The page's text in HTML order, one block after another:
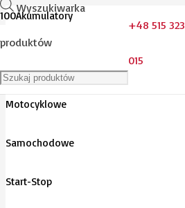
Wyszukiwarka
produktów
+48 515 323
015
Akumulatory
Motocyklowe
Samochodowe
Start-Stop